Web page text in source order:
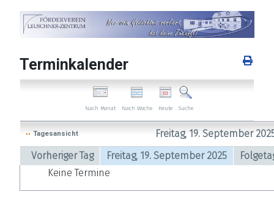
Terminkalender
Nach Monat Nach Woche Heute Suche
Tagesansicht
Freitag, 19. September
Vorheriger Tag
Freitag, 19. September 2025
Keine Termine